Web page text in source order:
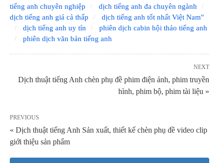
tiếng anh chuyên nghiệp
dịch tiếng anh đa chuyên ngành
dịch tiếng anh giá cả thấp
dịch tiếng anh tốt nhất Việt Nam"
dịch tiếng anh uy tín
phiên dịch cabin hội thảo tiếng anh
phiên dịch văn bản tiếng anh
NEXT
Dịch thuật tiếng Anh chèn phụ đề phim điện ảnh, phim truyền
hình, phim bộ, phim tài liệu »
PREVIOUS
« Dịch thuật tiếng Anh Sản xuất, thiết kế chèn phụ đề video clip
giới thiệu sản phẩm